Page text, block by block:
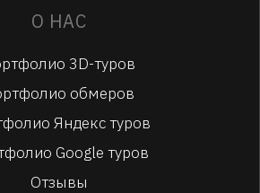
О НАС
3D-туров
обмеров
Яндекс туров
Google туров
Отзывы